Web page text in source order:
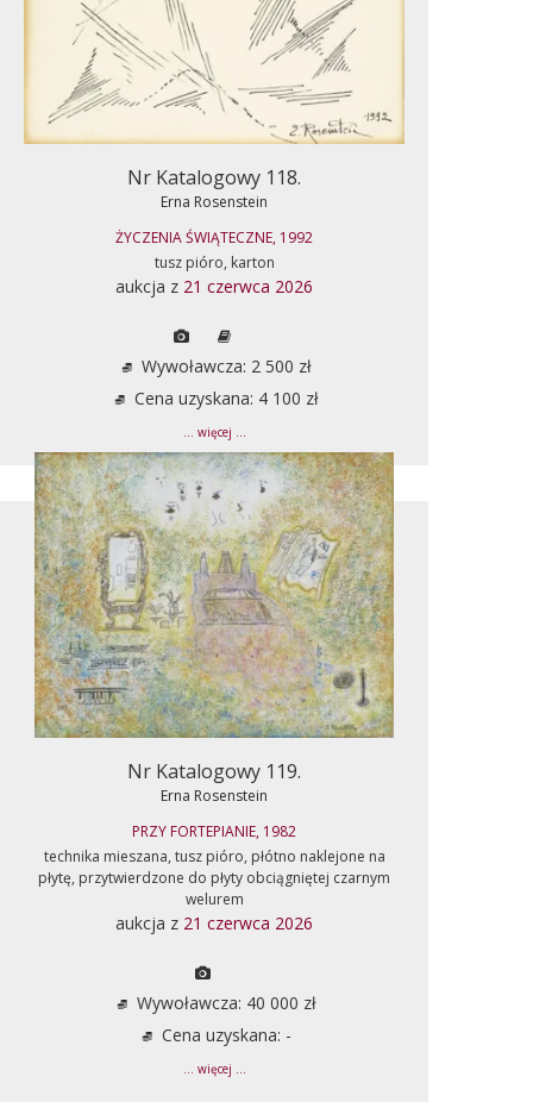
Nr Katalogowy 118.
Erna Rosenstein
ŻYCZENIA ŚWIĄTECZNE, 1992
tusz pióro, karton
aukcja z 21 czerwca 2026
Wywoławcza: 2 500 zł
Cena uzyskana: 4 100 zł
... więcej ...
Nr Katalogowy 119.
Erna Rosenstein
PRZY FORTEPIANIE, 1982
technika mieszana, tusz pióro, płótno naklejone na
płytę, przytwierdzone do płyty obciągniętej czarnym
welurem
aukcja z 21 czerwca 2026
Wywoławcza: 40 000 zł
Cena uzyskana: -
... więcej ...